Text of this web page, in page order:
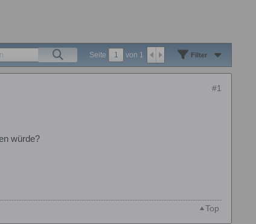
Seite von 1 Filter
#1
würde?
Top